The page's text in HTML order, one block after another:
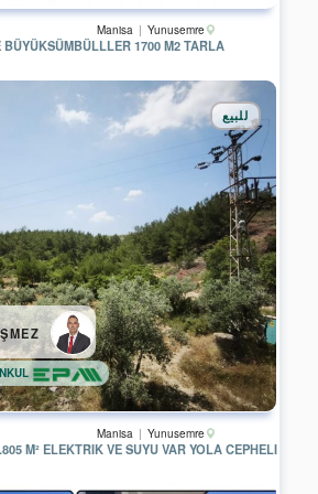
Manisa Yunusemre
BÜYÜKSÜMBÜLLLER 1700 M2 TARLA
Manisa Yunusemre
للبيع
RÜZGAR GAYRİMENKUL